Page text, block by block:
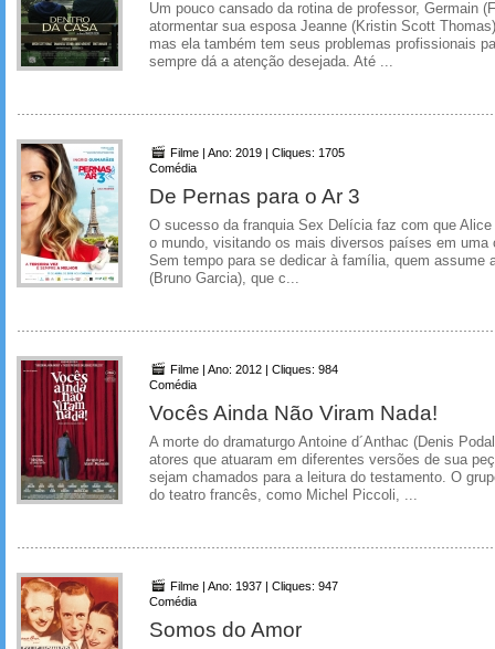
Um pouco cansado da rotina de professor, Germain
atormentar sua esposa Jeanne (Kristin Scott
mas ela também tem seus problemas profissionais
sempre dá a atenção desejada. Até ...
Filme | Ano: 2019 | Cliques: 1705
Comédia
De Pernas para o Ar 3
O sucesso da franquia Sex Delícia faz com que Alice
o mundo, visitando os mais diversos países em uma
Sem tempo para se dedicar à família, quem assume
(Bruno Garcia), que c...
Filme | Ano: 2012 | Cliques: 984
Comédia
Vocês Ainda Não Viram Nada!
A morte do dramaturgo Antoine d´Anthac (Denis
atores que atuaram em diferentes versões de sua
sejam chamados para a leitura do testamento. O
do teatro francês, como Michel Piccoli, ...
Filme | Ano: 1937 | Cliques: 947
Comédia
Somos do Amor